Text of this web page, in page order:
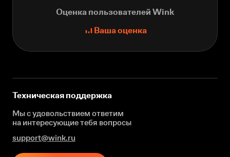
Оценка пользователей Wink
Ваша оценка
Техническая поддержка
Мы с удовольствием ответим
на интересующиетебя вопросы
support@wink.ru